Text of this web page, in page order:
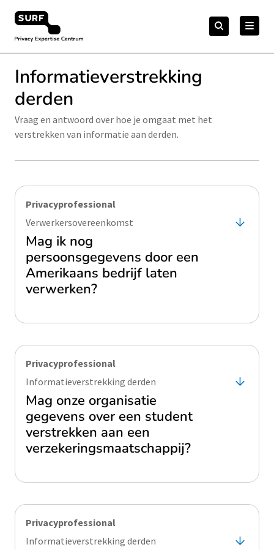
naar
content
Privacy Expertise Centrum
Zoeken
naar:Zoeken
Informatieverstrekking
derden
Vraag en antwoord over hoe je omgaat met het
verstrekken van informatie aan derden.
Privacyprofessional
Verwerkersovereenkomst
Mag ik nog
persoonsgegevens door een
Amerikaans bedrijf laten
verwerken?
Privacyprofessional
Informatieverstrekking derden
Mag onze organisatie
gegevens over een student
verstrekken aan een
verzekeringsmaatschappij?
Privacyprofessional
Informatieverstrekking derden